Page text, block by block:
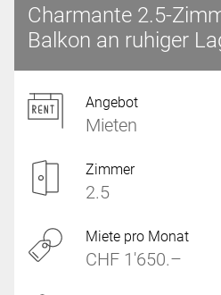
Charmante 2.5-
Balkon an ruhiger
Angebot
Mieten
Zimmer
2.5
Miete pro Monat
CHF 1'650.–